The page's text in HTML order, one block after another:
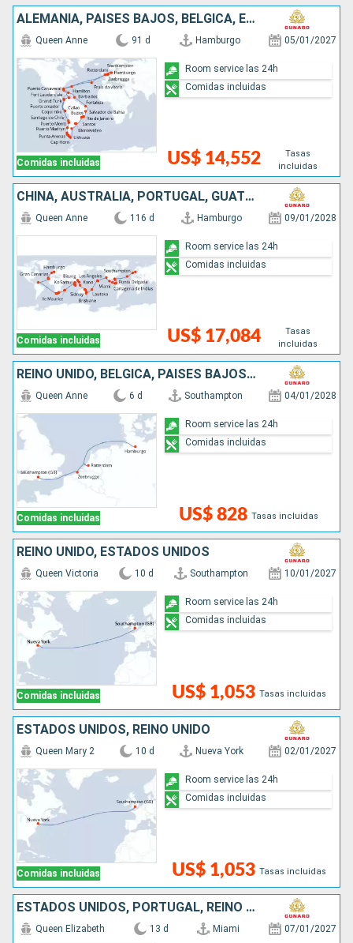
ALEMANIA, PAISES BAJOS, BÉLGICA, ESTADOS UNIDOS, BARBADOS, BRASIL, URUGUAY, ARGENTINA, CHILE, PERÚ, PANAMÁ, ARUBA, PORTUGAL, REINO UNIDO
Comidas incluidas
Queen Anne 91 d Hamburgo 05/01/2027
US$ 14,552
Tasas
incluidas
Room service las 24h
Comidas incluidas
CHINA, AUSTRALIA, PORTUGAL, GUATEMALA, SINGAPUR, ESTADOS UNIDOS, MAURICE, SUDAFRICA, SAN VINCENT Y LAS GRANADINAS, COLOMBIA, MALASIA, ALEMANIA, FIDJI (ISLAS), REINO UNIDO, PANAMÁ, TAILANDIA, FRANCIA,
Comidas incluidas
Queen Anne 116 d Hamburgo 09/01/2028
US$ 17,084
Tasas
incluidas
Room service las 24h
Comidas incluidas
REINO UNIDO, BÉLGICA, PAISES BAJOS, ALEMANIA
Comidas incluidas
Queen Anne 6 d Southampton 04/01/2028
US$ 828 Tasas incluidas
Room service las 24h
Comidas incluidas
REINO UNIDO, ESTADOS UNIDOS
Comidas incluidas
Queen Victoria 10 d Southampton 10/01/2027
US$ 1,053 Tasas incluidas
Room service las 24h
Comidas incluidas
ESTADOS UNIDOS, REINO UNIDO
Comidas incluidas
Queen Mary 2 10 d Nueva York 02/01/2027
US$ 1,053 Tasas incluidas
Room service las 24h
Comidas incluidas
ESTADOS UNIDOS, PORTUGAL, REINO UNIDO
Queen Elizabeth 13 d Miami 07/01/2027